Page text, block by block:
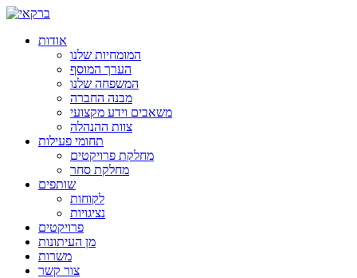
אודות
המומחיות שלנו
הערך המוסף
המשפחה שלנו
מבנה החברה
משאבים וידע מקצועי
צוות ההנהלה
תחומי פעילות
מחלקת פרויקטים
מחלקת סחר
שותפים
לקוחות
נציגויות
פרויקטים
מן העיתונות
משרות
צור קשר